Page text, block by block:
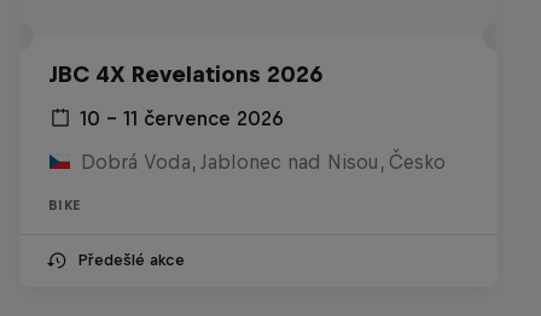
JBC 4X Revelations 2026
10 – 11 července 2026
Dobrá Voda, Jablonec nad Nisou, Česko
BIKE
Předešlé akce